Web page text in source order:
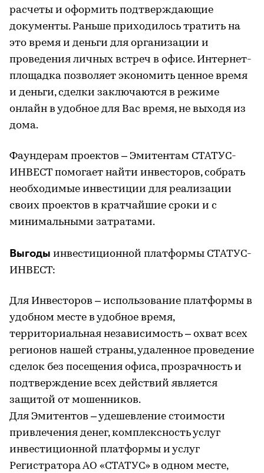
расчеты и оформить подтверждающие
документы. Раньше приходилось тратить на
это время и деньги для организации и
проведения личных встреч в офисе. Интернет-
площадка позволяет экономить ценное время
и деньги, сделки заключаются в режиме
онлайн в удобное для Вас время, не выходя из
дома.
Фаундерам проектов – Эмитентам СТАТУС-
ИНВЕСТ помогает найти инвесторов, собрать
необходимые инвестиции для реализации
своих проектов в кратчайшие сроки и с
минимальными затратами.
Выгоды инвестиционной платформы СТАТУС-
ИНВЕСТ:
Для Инвесторов – использование платформы в
удобном месте в удобное время,
территориальная независимость – охват всех
регионов нашей страны, удаленное проведение
сделок без посещения офиса, прозрачность и
подтверждение всех действий является
защитой от мошенников.
Для Эмитентов – удешевление стоимости
привлечения денег, комплексность услуг
инвестиционной платформы и услуг
Регистратора АО «СТАТУС» в одном месте,